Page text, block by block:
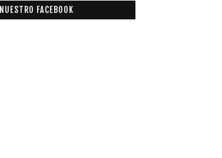
NUESTRO FACEBOOK